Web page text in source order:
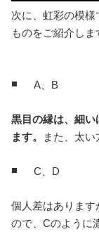
次に、虹彩の模
ものをご紹介しま
A、B
黒目の縁は、細い
ます。
また、太い
C、D
個人差はあります
ので、Cのように